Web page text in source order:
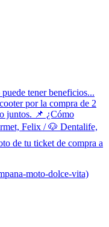
tener beneficios...
por la compra de 2
juntos. 📌 ¿Cómo
Felix / 🐶 Dentalife,
de tu ticket de compra a
moto-dolce-vita)